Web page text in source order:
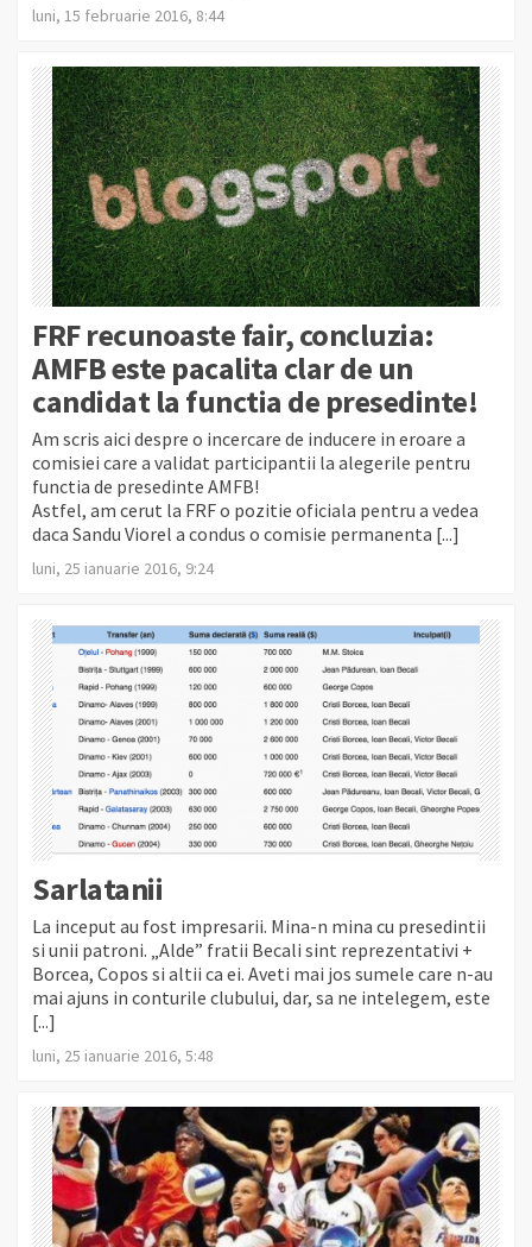
luni, 15 februarie 2016, 8:44
FRF recunoaste fair, concluzia:
AMFB este pacalita clar de un
candidat la functia de presedinte!
Am scris aici despre o incercare de inducere in eroare a
comisiei care a validat participantii la alegerile pentru
functia de presedinte AMFB!
Astfel, am cerut la FRF o pozitie oficiala pentru a vedea
daca Sandu Viorel a condus o comisie permanenta [...]
luni, 25 ianuarie 2016, 9:24
Sarlatanii
La inceput au fost impresarii. Mina-n mina cu presedintii
si unii patroni. „Alde” fratii Becali sint reprezentativi +
Borcea, Copos si altii ca ei. Aveti mai jos sumele care n-au
mai ajuns in conturile clubului, dar, sa ne intelegem, este
[...]
luni, 25 ianuarie 2016, 5:48